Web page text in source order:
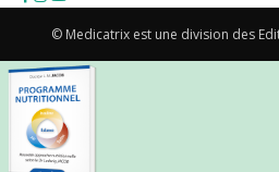
© Medicatrix est une division des